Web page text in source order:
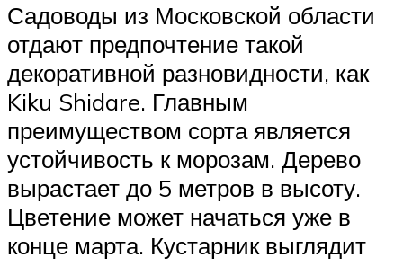
Садоводы из Московской области
отдают предпочтение такой
декоративной разновидности, как
Kiku Shidare. Главным
преимуществом сорта является
устойчивость к морозам. Дерево
вырастает до 5 метров в высоту.
Цветение может начаться уже в
конце марта. Кустарник выглядит